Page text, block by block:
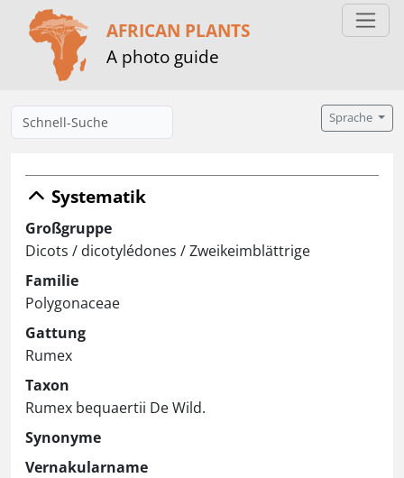
AFRICAN PLANTS
A photo guide
Sprache
Systematik
Großgruppe
Dicots / dicotylédones / Zweikeimblättrige
Familie
Polygonaceae
Gattung
Rumex
Taxon
Rumex bequaertii De Wild.
Synonyme
Vernakularname